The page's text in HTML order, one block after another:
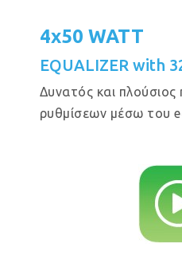
4x50 WATT
EQUALIZER with
Δυνατός και
ρυθμίσεων μέσω του